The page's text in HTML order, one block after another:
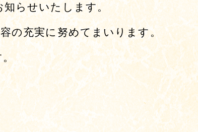
らせいたします。
の充実に努めてまいります。
。